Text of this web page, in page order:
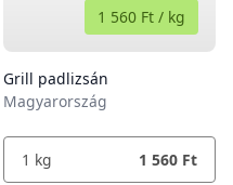
Grill padlizsán
Magyarország
1 560 Ft / kg
1 kg 1 560 Ft